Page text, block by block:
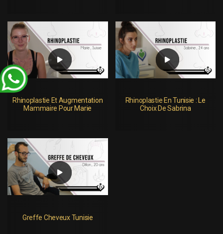
Rhinoplastie Et Augmentation
Mammaire Pour Marie
Rhinoplastie En Tunisie : Le
Choix De Sabrina
Greffe Cheveux Tunisie